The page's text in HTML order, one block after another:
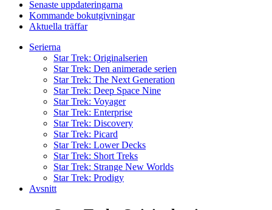
Senaste uppdateringarna
Kommande bokutgivningar
Aktuella träffar
Serierna
Star Trek: Originalserien
Star Trek: Den animerade serien
Star Trek: The Next Generation
Star Trek: Deep Space Nine
Star Trek: Voyager
Star Trek: Enterprise
Star Trek: Discovery
Star Trek: Picard
Star Trek: Lower Decks
Star Trek: Short Treks
Star Trek: Strange New Worlds
Star Trek: Prodigy
Avsnitt